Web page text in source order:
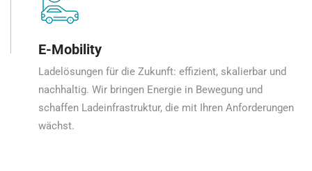
E-Mobility
Ladelösungen für die Zukunft: effizient, skalierbar und
nachhaltig. Wir bringen Energie in Bewegung und
schaffen Ladeinfrastruktur, die mit Ihren Anforderungen
wächst.